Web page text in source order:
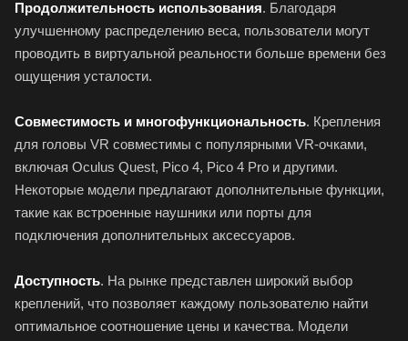
Продолжительность использования. Благодаря
улучшенному распределению веса, пользователи могут
проводить в виртуальной реальности больше времени без
ощущения усталости.
Совместимость и многофункциональность. Крепления
для головы VR совместимы с популярными VR-очками,
включая Oculus Quest, Pico 4, Pico 4 Pro и другими.
Некоторые модели предлагают дополнительные функции,
такие как встроенные наушники или порты для
подключения дополнительных аксессуаров.
Доступность. На рынке представлен широкий выбор
креплений, что позволяет каждому пользователю найти
оптимальное соотношение цены и качества. Модели